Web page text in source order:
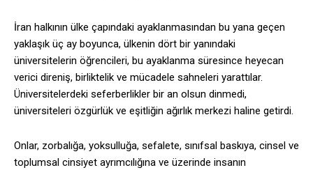
İran halkının ülke çapındaki ayaklanmasından bu yana geçen
yaklaşık üç ay boyunca, ülkenin dört bir yanındaki
üniversitelerin öğrencileri, bu ayaklanma süresince heyecan
verici direniş, birliktelik ve mücadele sahneleri yarattılar.
Üniversitelerdeki seferberlikler bir an olsun dinmedi,
üniversiteleri özgürlük ve eşitliğin ağırlık merkezi haline getirdi.
Onlar, zorbalığa, yoksulluğa, sefalete, sınıfsal baskıya, cinsel ve
toplumsal cinsiyet ayrımcılığına ve üzerinde insanın